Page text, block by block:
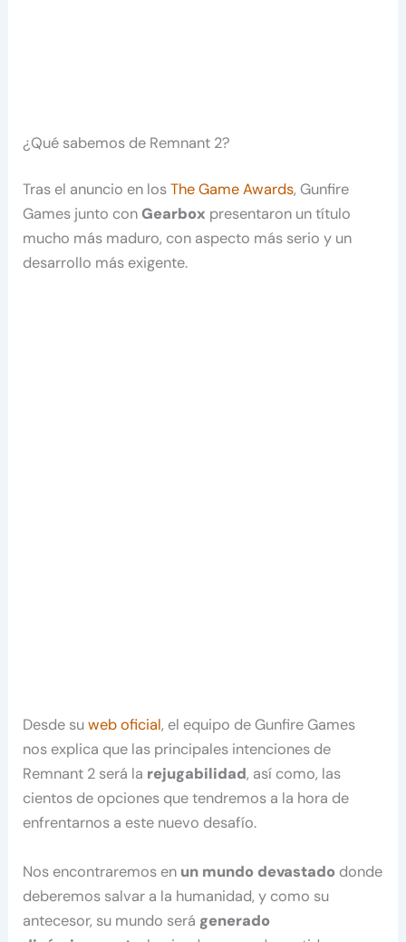
¿Qué sabemos de Remnant 2?
Tras el anuncio en losThe Game Awards, Gunfire
Games junto conGearbox presentaron un título
mucho más maduro, con aspecto más serio y un
desarrollo más exigente.
Desde suweb oficial, el equipo de Gunfire Games
nos explica que las principales intenciones de
Remnant 2 será la rejugabilidad, así como, las
cientos de opciones que tendremos a la hora de
enfrentarnos a este nuevo desafío.
Nos encontraremos en un mundo devastado donde
deberemos salvar a la humanidad, y como su
antecesor, su mundo será generado